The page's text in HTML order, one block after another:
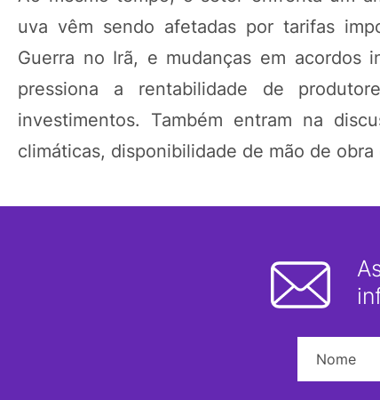
uva vêm sendo afetadas por tarifas
Guerra no Irã, e mudanças em acordos
pressiona a rentabilidade de
investimentos. Também entram na
climáticas, disponibilidade de mão de